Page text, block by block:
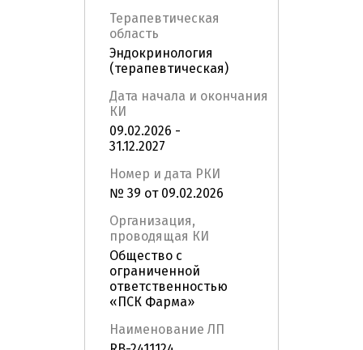
Терапевтическая
область
Эндокринология
(терапевтическая)
Дата начала и окончания
КИ
09.02.2026 -
31.12.2027
Номер и дата РКИ
№ 39 от 09.02.2026
Организация,
проводящая КИ
Общество с
ограниченной
ответственностью
«ПСК Фарма»
Наименование ЛП